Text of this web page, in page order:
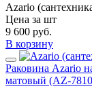
Azario
Цена за шт
9 600 руб.
В корзину
Раковина Azario
матовый (AZ-